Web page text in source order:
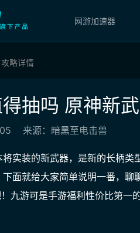
网游加速器
攻略详情
抽吗 原神新
来源：暗黑至电击兽
实装的新武器，是新的长柄
面就给大家简单说明一番，
九游可是手游福利性价比第一